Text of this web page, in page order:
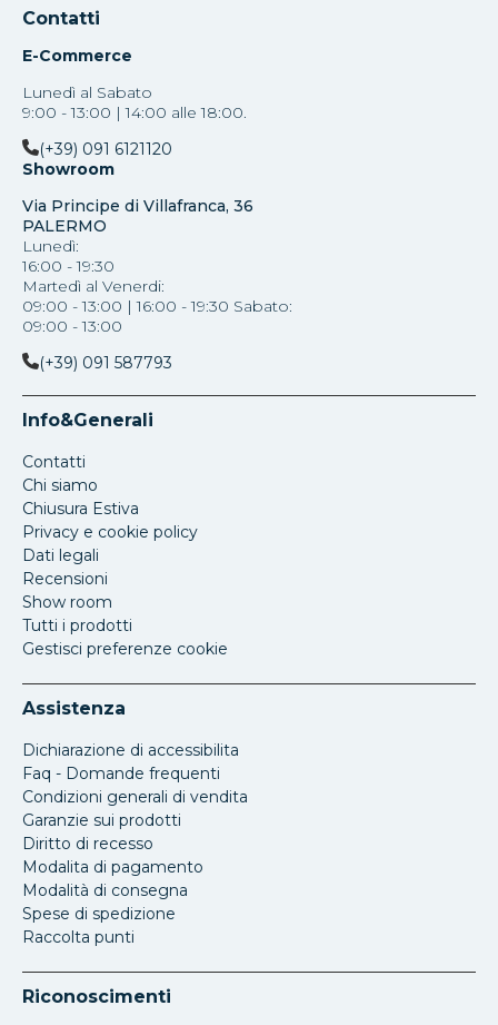
Contatti
E-Commerce
Lunedì al Sabato
9:00 - 13:00 | 14:00 alle 18:00.
(+39) 091 6121120
Showroom
Via Principe di Villafranca, 36
PALERMO
Lunedì:
16:00 - 19:30
Martedì al Venerdi:
09:00 - 13:00 | 16:00 - 19:30 Sabato:
09:00 - 13:00
(+39) 091 587793
Info&Generali
Contatti
Chi siamo
Chiusura Estiva
Privacy e cookie policy
Dati legali
Recensioni
Show room
Tutti i prodotti
Gestisci preferenze cookie
Assistenza
Dichiarazione di accessibilita
Faq - Domande frequenti
Condizioni generali di vendita
Garanzie sui prodotti
Diritto di recesso
Modalita di pagamento
Modalità di consegna
Spese di spedizione
Raccolta punti
Riconoscimenti